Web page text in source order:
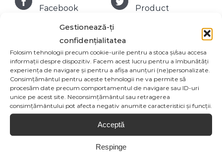
Gestionează-ți
confidențialitatea
Folosim tehnologii precum cookie-urile pentru a stoca și/sau accesa
informații despre dispozitiv. Facem acest lucru pentru a îmbunătăți
experiența de navigare și pentru a afișa anunțuri (ne)personalizate.
Consimțământul pentru aceste tehnologii ne va permite să
procesăm date precum comportamentul de navigare sau ID-uri
unice pe acest site. Neconsimțământul sau retragerea
consimțământului pot afecta negativ anumite caracteristici și funcții.
Acceptă
Respinge
Facebook
Product
Pin This Product
Product
Produse similare